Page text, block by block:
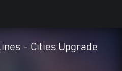
- Cities Upgrade